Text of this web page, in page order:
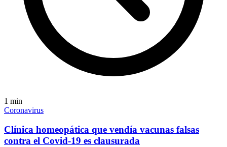
1 min
Coronavirus
Clínica homeopática que vendía vacunas falsas
contra el Covid-19 es clausurada